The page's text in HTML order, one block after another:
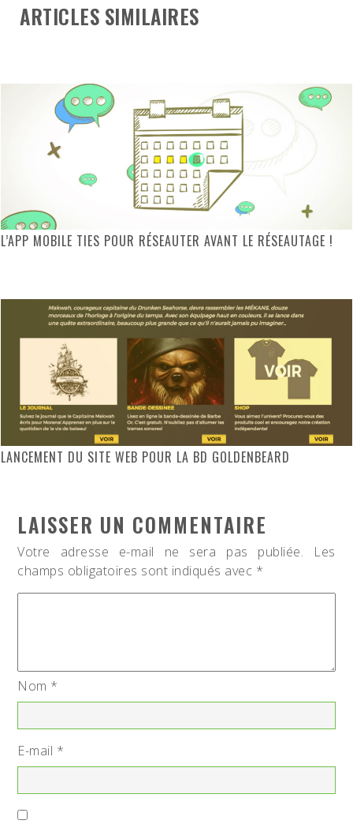
ARTICLES SIMILAIRES
L’APP MOBILE TIES POUR RÉSEAUTER AVANT LE RÉSEAUTAGE !
LANCEMENT DU SITE WEB POUR LA BD GOLDENBEARD
LAISSER UN COMMENTAIRE
Votre adresse e-mail ne sera pas publiée.
Les
champs obligatoires sont indiqués avec *
Nom *
E-mail *